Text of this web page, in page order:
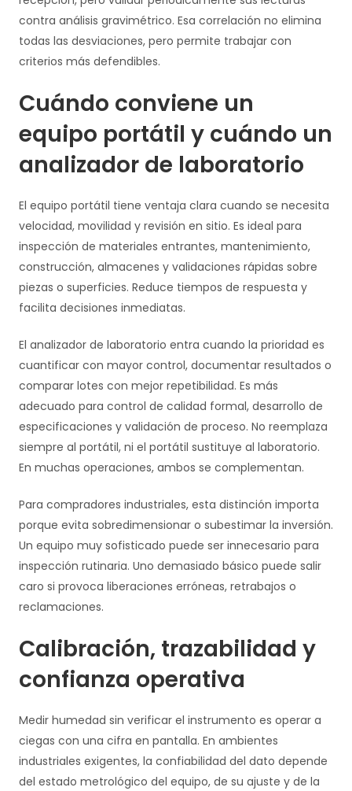
contra análisis gravimétrico. Esa correlación no elimina
todas las desviaciones, pero permite trabajar con
criterios más defendibles.
Cuándo conviene un
equipo portátil y cuándo un
analizador de laboratorio
El equipo portátil tiene ventaja clara cuando se necesita
velocidad, movilidad y revisión en sitio. Es ideal para
inspección de materiales entrantes, mantenimiento,
construcción, almacenes y validaciones rápidas sobre
piezas o superficies. Reduce tiempos de respuesta y
facilita decisiones inmediatas.
El analizador de laboratorio entra cuando la prioridad es
cuantificar con mayor control, documentar resultados o
comparar lotes con mejor repetibilidad. Es más
adecuado para control de calidad formal, desarrollo de
especificaciones y validación de proceso. No reemplaza
siempre al portátil, ni el portátil sustituye al laboratorio.
En muchas operaciones, ambos se complementan.
Para compradores industriales, esta distinción importa
porque evita sobredimensionar o subestimar la inversión.
Un equipo muy sofisticado puede ser innecesario para
inspección rutinaria. Uno demasiado básico puede salir
caro si provoca liberaciones erróneas, retrabajos o
reclamaciones.
Calibración, trazabilidad y
confianza operativa
Medir humedad sin verificar el instrumento es operar a
ciegas con una cifra en pantalla. En ambientes
industriales exigentes, la confiabilidad del dato depende
del estado metrológico del equipo, de su ajuste y de la